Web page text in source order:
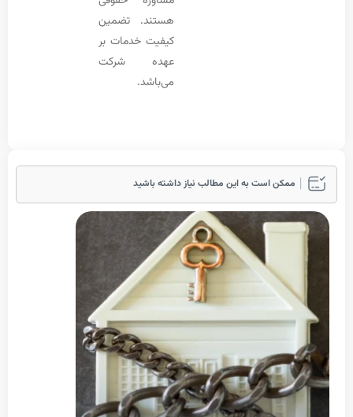
هستند. تضمین
کیفیت خدمات بر
عهده شرکت
ممکن است به این مطالب نیاز داشته باشید